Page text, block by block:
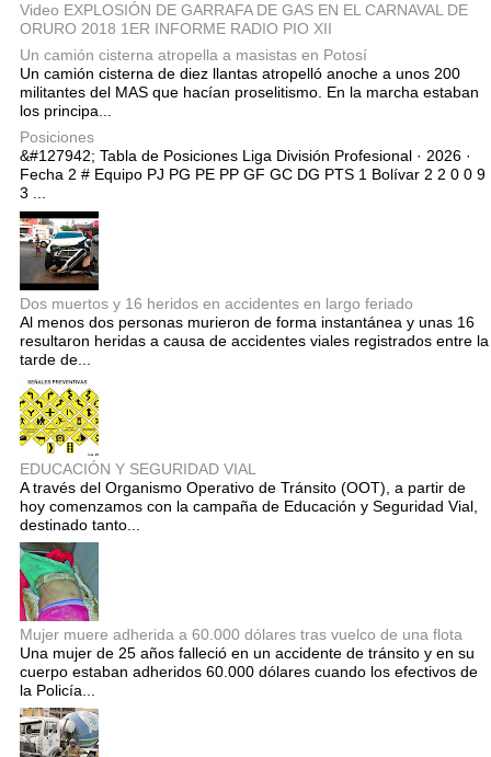
Video EXPLOSIÓN DE GARRAFA DE GAS EN EL CARNAVAL DE
ORURO 2018 1ER INFORME RADIO PIO XII
Un camión cisterna atropella a masistas en Potosí
Un camión cisterna de diez llantas atropelló anoche a unos 200
militantes del MAS que hacían proselitismo. En la marcha estaban
los principa...
Posiciones
&#127942; Tabla de Posiciones Liga División Profesional · 2026 ·
Fecha 2 # Equipo PJ PG PE PP GF GC DG PTS 1 Bolívar 2 2 0 0 9
3 ...
Dos muertos y 16 heridos en accidentes en largo feriado
Al menos dos personas murieron de forma instantánea y unas 16
resultaron heridas a causa de accidentes viales registrados entre la
tarde de...
EDUCACIÓN Y SEGURIDAD VIAL
A través del Organismo Operativo de Tránsito (OOT), a partir de
hoy comenzamos con la campaña de Educación y Seguridad Vial,
destinado tanto...
Mujer muere adherida a 60.000 dólares tras vuelco de una flota
Una mujer de 25 años falleció en un accidente de tránsito y en su
cuerpo estaban adheridos 60.000 dólares cuando los efectivos de
la Policía...